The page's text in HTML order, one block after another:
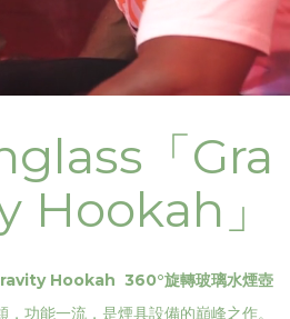
「Gra
Hookah」
Hookah 360°旋轉玻璃水煙壺
功能一流，是煙具設備的巔峰之作。